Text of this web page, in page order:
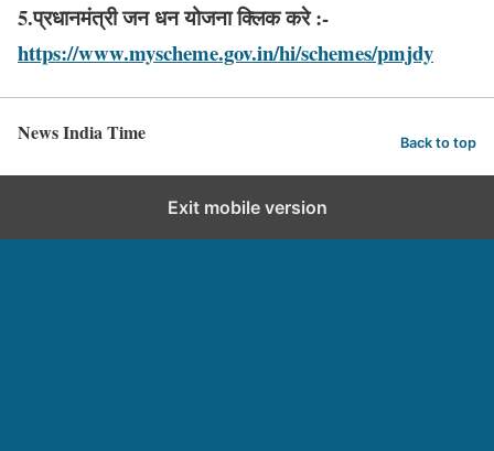
5.प्रधानमंत्री जन धन योजना क्लिक करे :-
https://www.myscheme.gov.in/hi/schemes/pmjdy
News India Time Back to top
Exit mobile version